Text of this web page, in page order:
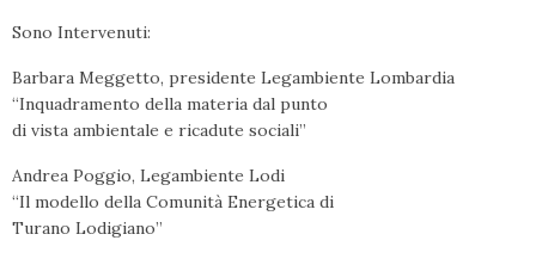
Sono Intervenuti:
Barbara Meggetto, presidente Legambiente Lombardia
“Inquadramento della materia dal punto
di vista ambientale e ricadute sociali”
Andrea Poggio, Legambiente Lodi
“Il modello della Comunità Energetica di
Turano Lodigiano”